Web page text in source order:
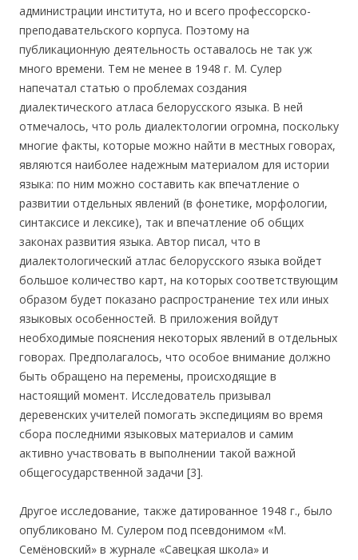
администрации института, но и всего профессорско-
преподавательского корпуса. Поэтому на
публикационную деятельность оставалось не так уж
много времени. Тем не менее в 1948 г. М. Сулер
напечатал статью о проблемах создания
диалектического атласа белорусского языка. В ней
отмечалось, что роль диалектологии огромна, поскольку
многие факты, которые можно найти в местных говорах,
являются наиболее надежным материалом для истории
языка: по ним можно составить как впечатление о
развитии отдельных явлений (в фонетике, морфологии,
синтаксисе и лексике), так и впечатление об общих
законах развития языка. Автор писал, что в
диалектологический атлас белорусского языка войдет
большое количество карт, на которых соответствующим
образом будет показано распространение тех или иных
языковых особенностей. В приложения войдут
необходимые пояснения некоторых явлений в отдельных
говорах. Предполагалось, что особое внимание должно
быть обращено на перемены, происходящие в
настоящий момент. Исследователь призывал
деревенских учителей помогать экспедициям во время
сбора последними языковых материалов и самим
активно участвовать в выполнении такой важной
общегосударственной задачи [3].
Другое исследование, также датированное 1948 г., было
опубликовано М. Сулером под псевдонимом «М.
Семёновский» в журнале «Савецкая школа» и